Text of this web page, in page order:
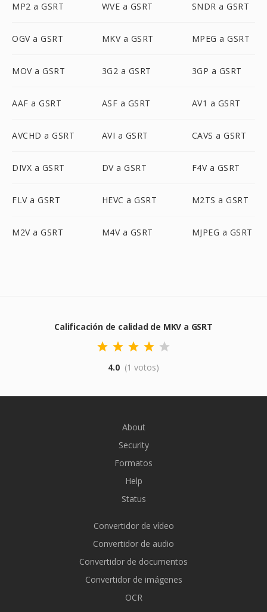
MP2 a GSRT WVE a GSRT SNDR a GSRT
OGV a GSRT MKV a GSRT MPEG a GSRT
MOV a GSRT 3G2 a GSRT 3GP a GSRT
AAF a GSRT ASF a GSRT AV1 a GSRT
AVCHD a GSRT AVI a GSRT CAVS a GSRT
DIVX a GSRT DV a GSRT F4V a GSRT
FLV a GSRT HEVC a GSRT M2TS a GSRT
M2V a GSRT M4V a GSRT MJPEG a GSRT
Calificación de calidad de MKV a GSRT
4.0 (1 votos)
About
Security
Formatos
Help
Status
Convertidor de vídeo
Convertidor de audio
Convertidor de documentos
Convertidor de imágenes
OCR